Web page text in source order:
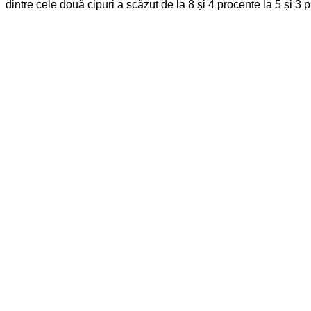
dintre cele două cipuri a scăzut de la 8 și 4 procente la 5 și 3